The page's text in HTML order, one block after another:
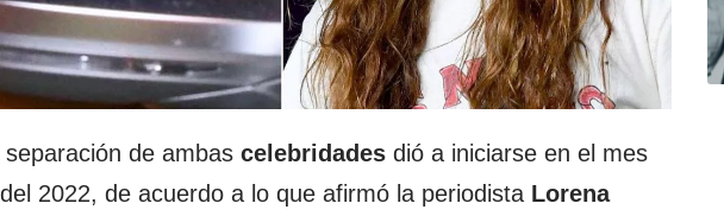
de ambas celebridades dió a iniciarse en el mes
2022, de acuerdo a lo que afirmó la periodista Lorena